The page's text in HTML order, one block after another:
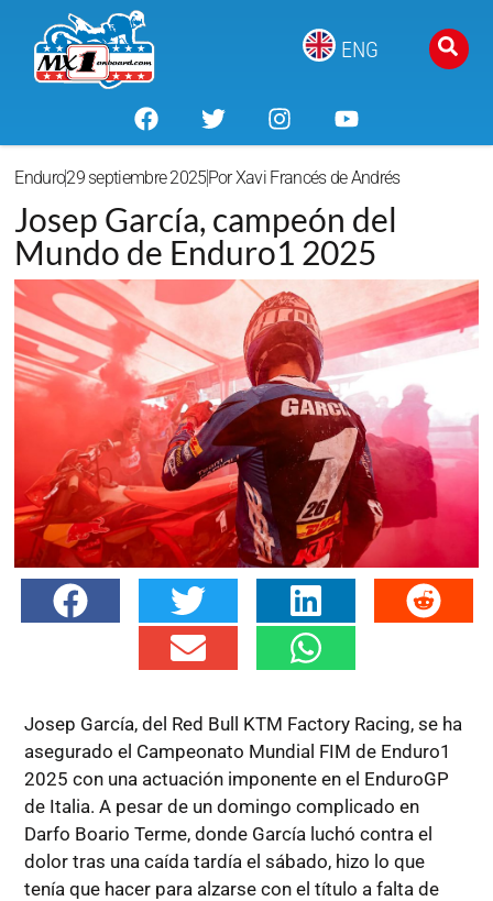
ENG
Enduro29 septiembre 2025PorXavi Francés de Andrés
Josep García, campeón del
Mundo de Enduro1 2025
Josep García, del Red Bull KTM Factory Racing, se ha
asegurado el Campeonato Mundial FIM de Enduro1
2025 con una actuación imponente en el EnduroGP
de Italia. A pesar de un domingo complicado en
Darfo Boario Terme, donde García luchó contra el
dolor tras una caída tardía el sábado, hizo lo que
tenía que hacer para alzarse con el título a falta de